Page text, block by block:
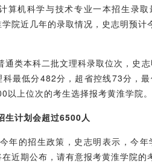
科学与技术专业一本招生录取
院近几年的录取情况，史志明预
本科二批文理科录取位次，史志
最低分482分，超省控线73分，
以上位次的考生选择报考黄淮学院。
生计划会超过6500人
的招生政策，史志明表示，今年
近期公布，请有意报考黄淮学院